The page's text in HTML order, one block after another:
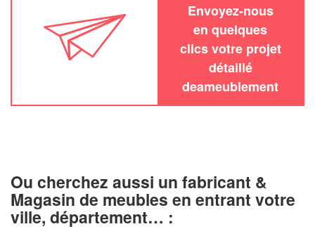
Envoyez-nous
en quelques
clics votre projet
détaillé
deameublement
Ou cherchez aussi un fabricant &
Magasin de meubles en entrant votre
ville, département… :